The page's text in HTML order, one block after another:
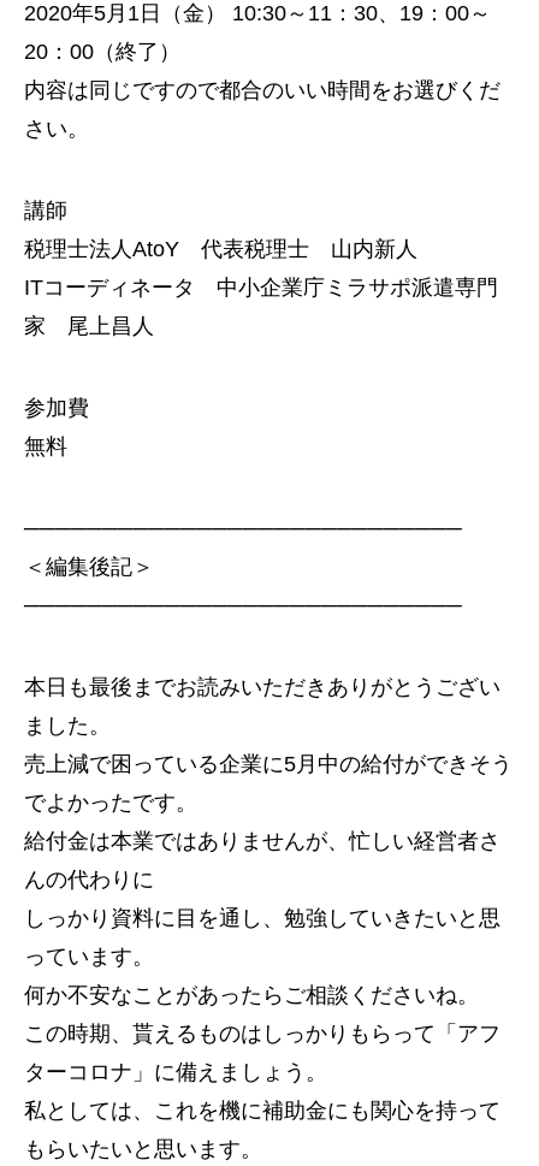
2020年5月1日（金） 10:30～11：30、19：00～
20：00（終了）
内容は同じですので都合のいい時間をお選びくだ
さい。
講師
税理士法人AtoY 代表税理士 山内新人
ITコーディネータ 中小企業庁ミラサポ派遣専門
家 尾上昌人
参加費
無料
────────────────────────────
＜編集後記＞
────────────────────────────
本日も最後までお読みいただきありがとうござい
ました。
売上減で困っている企業に5月中の給付ができそう
でよかったです。
給付金は本業ではありませんが、忙しい経営者さ
んの代わりに
しっかり資料に目を通し、勉強していきたいと思
っています。
何か不安なことがあったらご相談くださいね。
この時期、貰えるものはしっかりもらって「アフ
ターコロナ」に備えましょう。
私としては、これを機に補助金にも関心を持って
もらいたいと思います。